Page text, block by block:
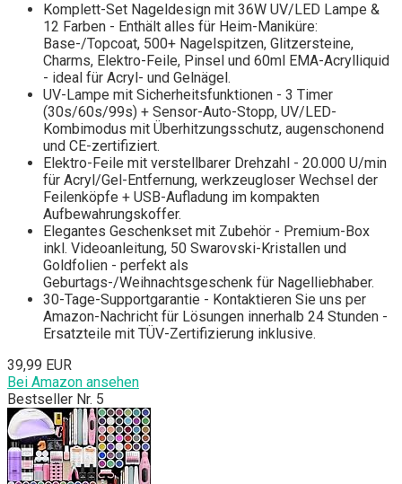
Komplett-Set Nageldesign mit 36W UV/LED Lampe &
12 Farben - Enthält alles für Heim-Maniküre:
Base-/Topcoat, 500+ Nagelspitzen, Glitzersteine,
Charms, Elektro-Feile, Pinsel und 60ml EMA-Acrylliquid
- ideal für Acryl- und Gelnägel.
UV-Lampe mit Sicherheitsfunktionen - 3 Timer
(30s/60s/99s) + Sensor-Auto-Stopp, UV/LED-
Kombimodus mit Überhitzungsschutz, augenschonend
und CE-zertifiziert.
Elektro-Feile mit verstellbarer Drehzahl - 20.000 U/min
für Acryl/Gel-Entfernung, werkzeugloser Wechsel der
Feilenköpfe + USB-Aufladung im kompakten
Aufbewahrungskoffer.
Elegantes Geschenkset mit Zubehör - Premium-Box
inkl. Videoanleitung, 50 Swarovski-Kristallen und
Goldfolien - perfekt als
Geburtags-/Weihnachtsgeschenk für Nagelliebhaber.
30-Tage-Supportgarantie - Kontaktieren Sie uns per
Amazon-Nachricht für Lösungen innerhalb 24 Stunden -
Ersatzteile mit TÜV-Zertifizierung inklusive.
39,99 EUR
Bei Amazon ansehen
Bestseller Nr. 5